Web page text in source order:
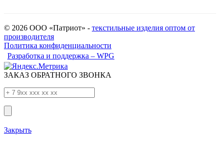
© 2026 ООО «Патриот» - текстильные изделия оптом от
производителя
Политика конфиденциальности
Разработка и поддержка – WPG
ЗАКАЗ ОБРАТНОГО ЗВОНКА
Закрыть